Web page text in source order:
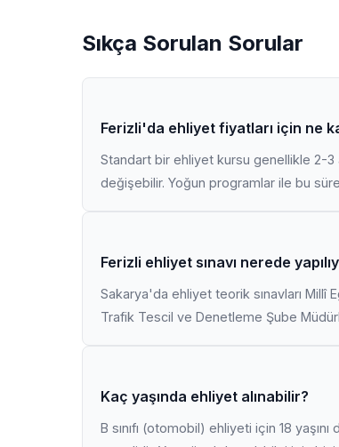
Sıkça Sorulan Sorular
Ferizli'da ehliyet fiyatları için ne
Standart bir ehliyet kursu genellikle 2-3
değişebilir. Yoğun programlar ile bu
Ferizli ehliyet sınavı nerede
Sakarya'da ehliyet teorik sınavları Millî
Trafik Tescil ve Denetleme Şube
Kaç yaşında ehliyet alınabilir?
B sınıfı (otomobil) ehliyeti için 18